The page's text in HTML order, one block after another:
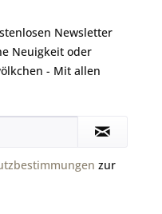
Newsletter
Neuigkeit oder
- Mit allen
zur